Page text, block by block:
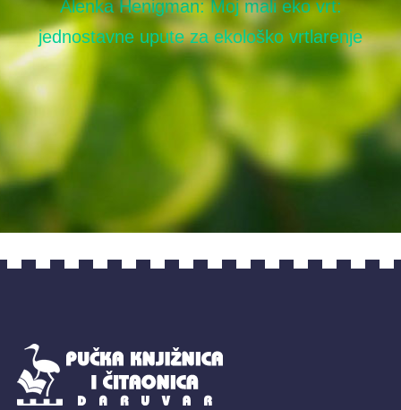
Alenka Henigman: Moj mali eko vrt:
jednostavne upute za ekološko vrtlarenje